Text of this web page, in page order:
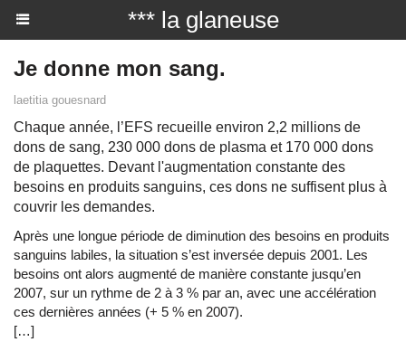
*** la glaneuse
Je donne mon sang.
laetitia gouesnard
Chaque année, l’EFS recueille environ 2,2 millions de
dons de sang, 230 000 dons de plasma et 170 000 dons
de plaquettes. Devant l'augmentation constante des
besoins en produits sanguins, ces dons ne suffisent plus à
couvrir les demandes.
Après une longue période de diminution des besoins en produits
sanguins labiles, la situation s’est inversée depuis 2001. Les
besoins ont alors augmenté de manière constante jusqu’en
2007, sur un rythme de 2 à 3 % par an, avec une accélération
ces dernières années (+ 5 % en 2007).
[…]